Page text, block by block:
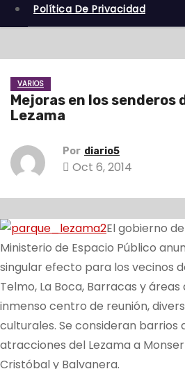
Política De Privacidad
VARIOS
Mejoras en los senderos
Lezama
Por diario5
Oct 6, 2014
El gobierno
Ministerio de Espacio Público
singular efecto para los vecinos
Telmo, La Boca, Barracas y
inmenso centro de reunión,
culturales. Se consideran barrios
atracciones del Lezama a
Cristóbal y Balvanera.